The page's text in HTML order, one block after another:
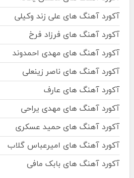
آکورد آهنگ های علی زند وکیلی
آکورد آهنگ های فرزاد فرخ
آکورد آهنگ های مهدی احمدوند
آکورد آهنگ های ناصر زینعلی
آکورد آهنگ های عارف
آکورد آهنگ های مهدی یراحی
آکورد آهنگ های حمید عسکری
آکورد آهنگ های امیرعباس گلاب
آکورد آهنگ های بابک مافی